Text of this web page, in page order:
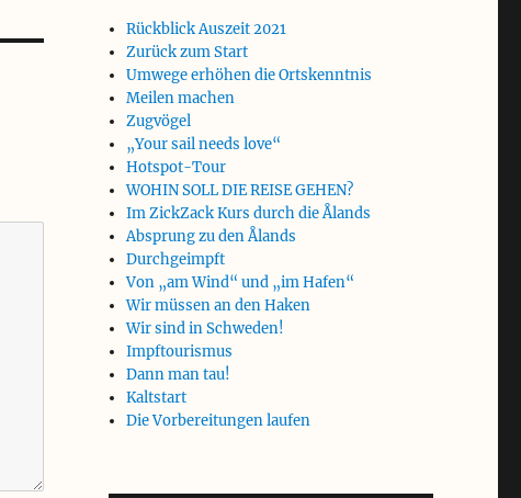
Rückblick Auszeit 2021
Zurück zum Start
Umwege erhöhen die Ortskenntnis
Meilen machen
Zugvögel
„Your sail needs love“
Hotspot-Tour
WOHIN SOLL DIE REISE GEHEN?
Im ZickZack Kurs durch die Ålands
Absprung zu den Ålands
Durchgeimpft
Von „am Wind“ und „im Hafen“
Wir müssen an den Haken
Wir sind in Schweden!
Impftourismus
Dann man tau!
Kaltstart
Die Vorbereitungen laufen